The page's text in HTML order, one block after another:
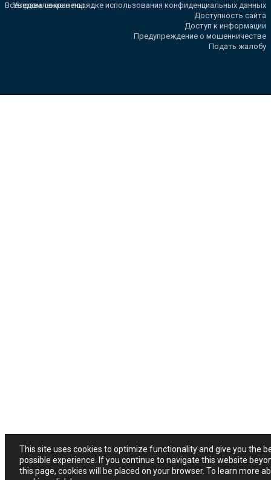
Все права сохранены.
Уведомление о порядке использования конфиденциальных данных
Доступность сайта
Доступ к информации
Предупреждение о мошенничестве
Подать жалобу
This site uses cookies to optimize functionality and give you the
possible experience. If you continue to navigate this website
this page, cookies will be placed on your browser. To learn more